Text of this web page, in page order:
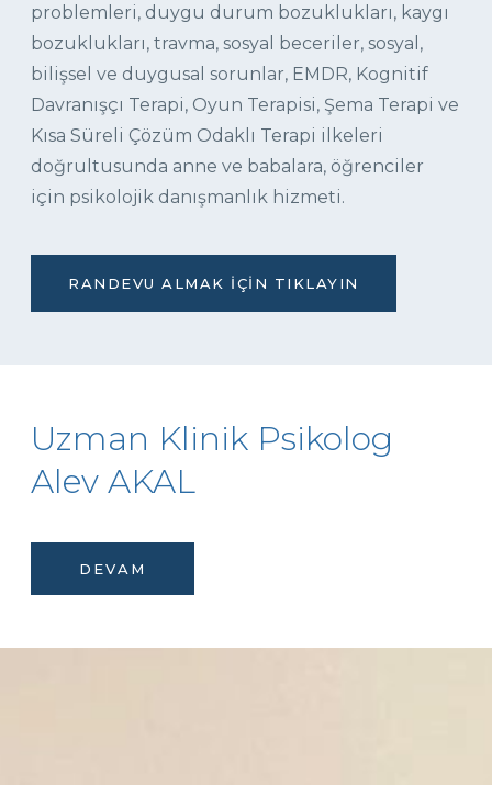
problemleri, duygu durum bozuklukları, kaygı
bozuklukları, travma, sosyal beceriler, sosyal,
bilişsel ve duygusal sorunlar, EMDR, Kognitif
Davranışçı Terapi, Oyun Terapisi, Şema Terapi ve
Kısa Süreli Çözüm Odaklı Terapi ilkeleri
doğrultusunda anne ve babalara, öğrenciler
için psikolojik danışmanlık hizmeti.
RANDEVU ALMAK İÇIN TIKLAYIN
Uzman Klinik Psikolog
Alev AKAL
DEVAM